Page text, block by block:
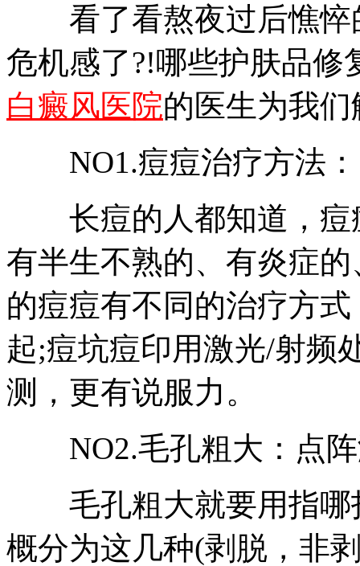
看了看熬夜过后憔悴
危机感了?!哪些护肤品修
白癜风医院的医生为我
NO1.痘痘治疗方法：
长痘的人都知道，痘
有半生不熟的、有炎症
的痘痘有不同的治疗方
起;痘坑痘印用激光/射频
测，更有说服力。
NO2.毛孔粗大：点阵
毛孔粗大就要用指哪
概分为这几种(剥脱，非